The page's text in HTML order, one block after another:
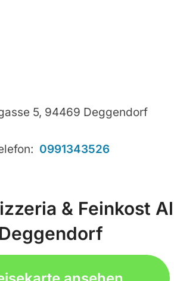
5, 94469 Deggendorf
0991343526
& Feinkost
Deggendorf